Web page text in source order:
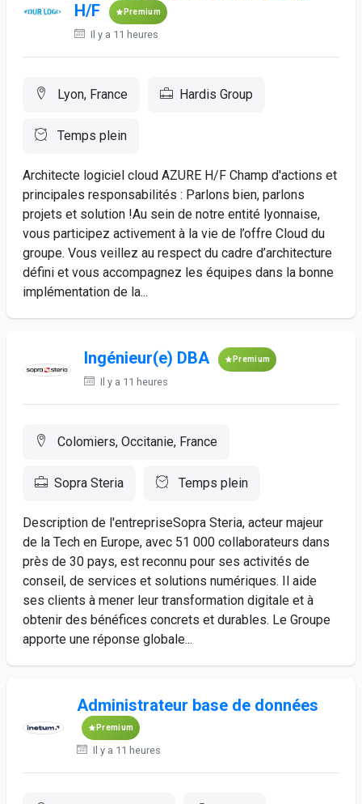
H/F
Premium
Il y a 11 heures
Lyon, France Hardis Group
Temps plein
Architecte logiciel cloud AZURE H/F Champ d'actions et
principales responsabilités : Parlons bien, parlons
projets et solution !Au sein de notre entité lyonnaise,
vous participez activement à la vie de l’offre Cloud du
groupe. Vous veillez au respect du cadre d’architecture
défini et vous accompagnez les équipes dans la bonne
implémentation de la...
Ingénieur(e) DBA Premium
Il y a 11 heures
Colomiers, Occitanie, France
Sopra Steria Temps plein
Description de l'entrepriseSopra Steria, acteur majeur
de la Tech en Europe, avec 51 000 collaborateurs dans
près de 30 pays, est reconnu pour ses activités de
conseil, de services et solutions numériques. Il aide
ses clients à mener leur transformation digitale et à
obtenir des bénéfices concrets et durables. Le Groupe
apporte une réponse globale...
Administrateur base de données
Premium
Il y a 11 heures